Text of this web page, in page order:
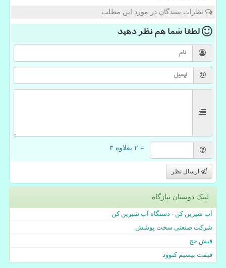
نظرات بینندگان در مورد این مطلب
لطفا شما همنظر دهید
= ۲ بعلاوه ۳
ارسال نظر
لینک دوستان نیازگاه
آب شیرین کن - دستگاه آب شیرین کن
شرکت صنعتی سخت پوشش
فیش حج
قیمت بیسیم کنوود